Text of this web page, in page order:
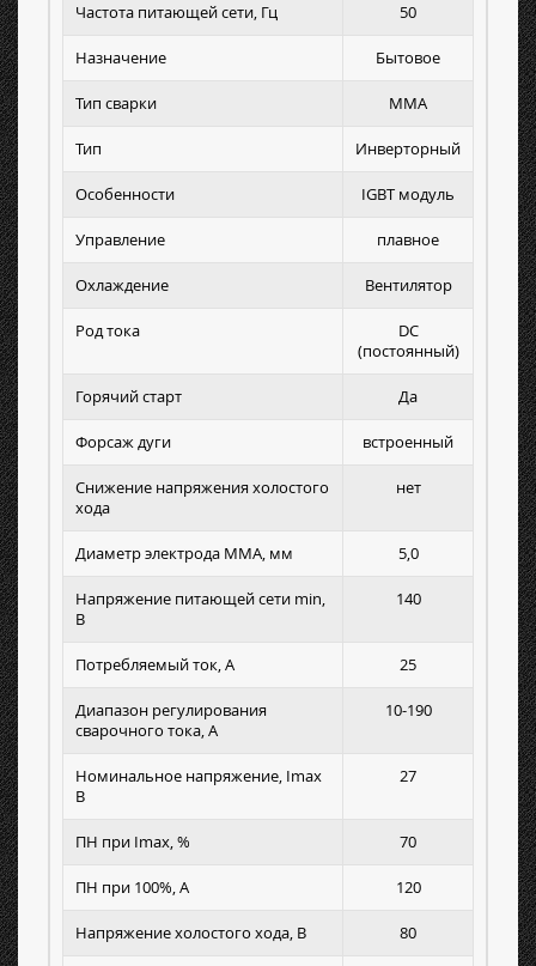
Частота питающей сети, Гц 50
Назначение Бытовое
Тип сварки MMA
Тип Инверторный
Особенности IGBT модуль
Управление плавное
Охлаждение Вентилятор
Род тока
DC
(постоянный)
Горячий старт Да
Форсаж дуги встроенный
Снижение напряжения холостого
хода
нет
Диаметр электрода MMA, мм 5,0
Напряжение питающей сети min,
В
140
Потребляемый ток, А 25
Диапазон регулирования
сварочного тока, А
10-190
Номинальное напряжение, Imax
B
27
ПН при Imax, % 70
ПН при 100%, А 120
Напряжение холостого хода, В 80